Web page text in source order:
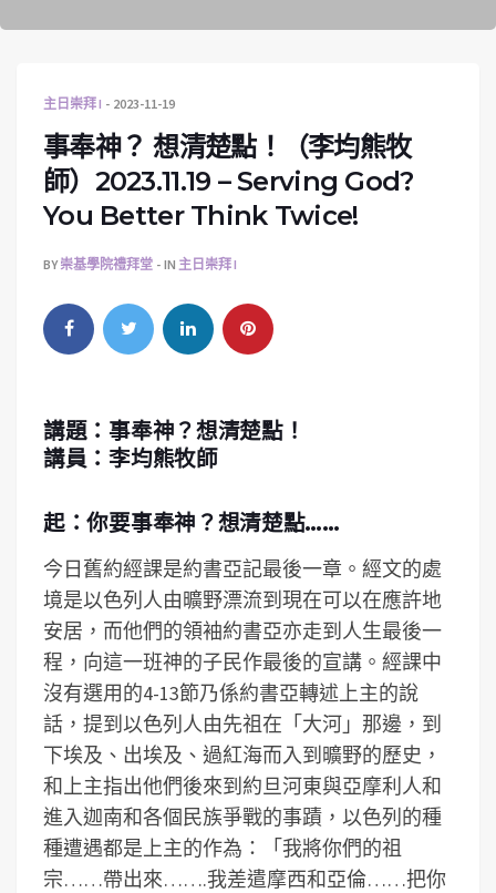
主日崇拜 I 2023-11-19
事奉神？ 想清楚點！（李均熊牧
師）2023.11.19 – Serving God?
You Better Think Twice!
BY崇基學院禮拜堂 IN 主日崇拜 I
講題：事奉神？想清楚點！
講員：李均熊牧師
起：你要事奉神？想清楚點……
今日舊約經課是約書亞記最後一章。經文的處
境是以色列人由曠野漂流到現在可以在應許地
安居，而他們的領袖約書亞亦走到人生最後一
程，向這一班神的子民作最後的宣講。經課中
沒有選用的4-13節乃係約書亞轉述上主的說
話，提到以色列人由先祖在「大河」那邊，到
下埃及、出埃及、過紅海而入到曠野的歷史，
和上主指出他們後來到約旦河東與亞摩利人和
進入迦南和各個民族爭戰的事蹟，以色列的種
種遭遇都是上主的作為：「我將你們的祖
宗……帶出來…….我差遣摩西和亞倫……把你